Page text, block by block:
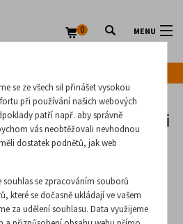
MENU
0
šatny s dřevěnými
se ze všech sil přinášet vysokou
při používání našich webových
patří např. aby správně
vás neobtěžovali nevhodnou
dostatek podnětů, jak web
se zpracováním souborů
které se dočasně ukládají ve vašem
za udělení souhlasu. Data využijeme